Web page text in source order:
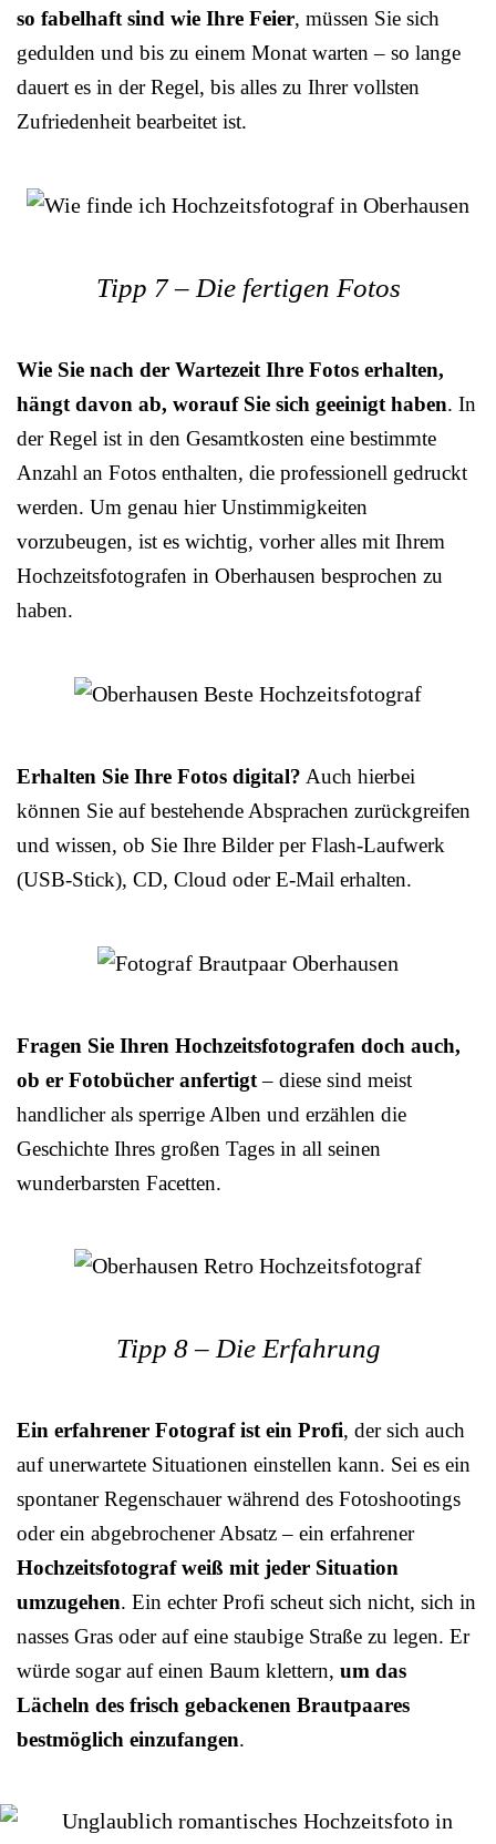
so fabelhaft sind wie Ihre Feier, müssen Sie sich
gedulden und bis zu einem Monat warten – so lange
dauert es in der Regel, bis alles zu Ihrer vollsten
Zufriedenheit bearbeitet ist.
Tipp 7 – Die fertigen Fotos
Wie Sie nach der Wartezeit Ihre Fotos erhalten,
hängt davon ab, worauf Sie sich geeinigt haben. In
der Regel ist in den Gesamtkosten eine bestimmte
Anzahl an Fotos enthalten, die professionell gedruckt
werden. Um genau hier Unstimmigkeiten
vorzubeugen, ist es wichtig, vorher alles mit Ihrem
Hochzeitsfotografen in Oberhausen besprochen zu
haben.
Erhalten Sie Ihre Fotos digital? Auch hierbei
können Sie auf bestehende Absprachen zurückgreifen
und wissen, ob Sie Ihre Bilder per Flash-Laufwerk
(USB-Stick), CD, Cloud oder E-Mail erhalten.
Fragen Sie Ihren Hochzeitsfotografen doch auch,
ob er Fotobücher anfertigt– diese sind meist
handlicher als sperrige Alben und erzählen die
Geschichte Ihres großen Tages in all seinen
wunderbarsten Facetten.
Tipp 8 – Die Erfahrung
Ein erfahrener Fotograf ist ein Profi, der sich auch
auf unerwartete Situationen einstellen kann. Sei es ein
spontaner Regenschauer während des Fotoshootings
oder ein abgebrochener Absatz – ein erfahrener
Hochzeitsfotograf weiß mit jeder Situation
umzugehen. Ein echter Profi scheut sich nicht, sich in
nasses Gras oder auf eine staubige Straße zu legen. Er
würde sogar auf einen Baum klettern, um das
Lächeln des frisch gebackenen Brautpaares
bestmöglich einzufangen.